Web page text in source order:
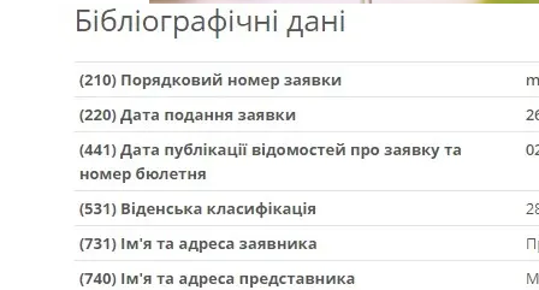
Международная Реакция На Тарифы
Трампа: Что Стоит На Кону
Кризис Безопасности На Гаити:
Ужасающая Реальность Безнадежной
Как Сочетать Вина С Салатами:
Делится Опытом АЛКОМАГ